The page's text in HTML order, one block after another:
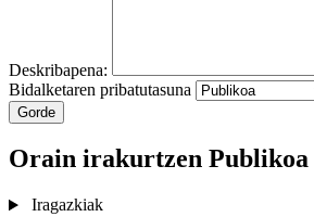
Deskribapena:
Bidalketaren pribatutasuna
Gorde
Orain irakurtzen Publikoa
Iragazkiak